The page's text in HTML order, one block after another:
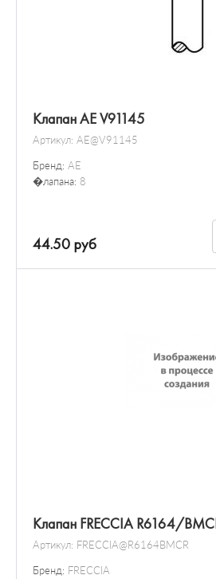
Клапан AE V91145
Артикул: AE@V91145
Бренд: AE
�лапана: 8
44.50 руб
Клапан FRECCIA R6164/
Артикул: FRECCIA@R6164BMCR
Бренд: FRECCIA